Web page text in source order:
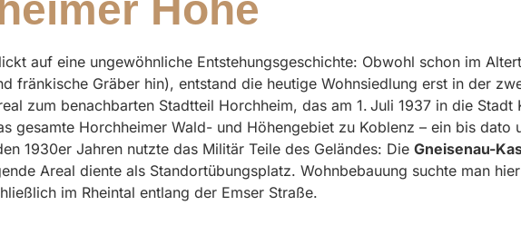
auf eine ungewöhnliche Entstehungsgeschichte: Obwohl schon im
fränkische Gräber hin), entstand die heutige Wohnsiedlung erst in der
zum benachbarten Stadtteil Horchheim, das am 1. Juli 1937 in die Stadt
gesamte Horchheimer Wald- und Höhengebiet zu Koblenz – ein bis dato
1930er Jahren nutzte das Militär Teile des Geländes: Die Gneisenau-
Areal diente als Standortübungsplatz. Wohnbebauung suchte man
im Rheintal entlang der Emser Straße.